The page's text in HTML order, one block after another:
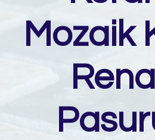
Mozaik